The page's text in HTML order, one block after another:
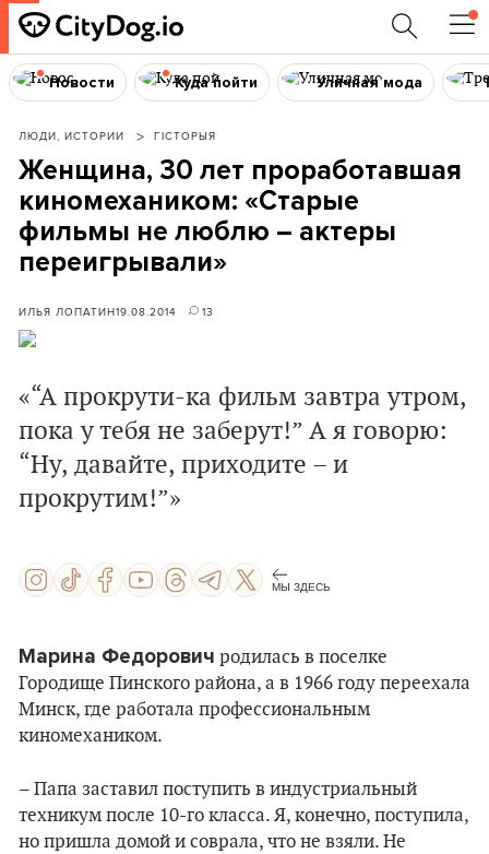
Новости Куда пойти Уличная мода
ЛЮДИ, ИСТОРИИ ГІСТОРЫЯ
Женщина, 30 лет проработавшая
киномехаником: «Старые
фильмы не люблю – актеры
переигрывали»
ИЛЬЯ ЛОПАТИН19.08.2014 13
«“А прокрути-ка фильм завтра утром,
пока у тебя не заберут!” А я говорю:
“Ну, давайте, приходите – и
прокрутим!”»
МЫ ЗДЕСЬ
Марина Федорович родилась в поселке
Городище Пинского района, а в 1966 году переехала
Минск, где работала профессиональным
киномехаником.
– Папа заставил поступить в индустриальный
техникум после 10-го класса. Я, конечно, поступила,
но пришла домой и соврала, что не взяли. Не